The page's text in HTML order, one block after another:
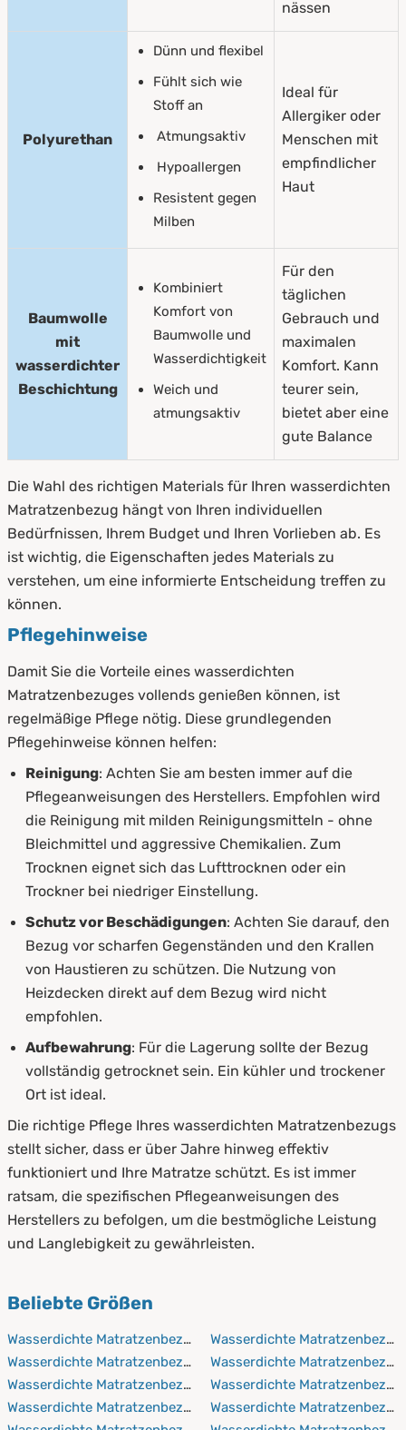
nässen
Polyurethan
Dünn und flexibel
Fühlt sich wie
Stoff an
Atmungsaktiv
Hypoallergen
Resistent gegen
Milben
Ideal für
Allergiker oder
Menschen mit
empfindlicher
Haut
Baumwolle
mit
wasserdichter
Beschichtung
Kombiniert
Komfort von
Baumwolle und
Wasserdichtigkeit
Weich und
atmungsaktiv
Für den
täglichen
Gebrauch und
maximalen
Komfort. Kann
teurer sein,
bietet aber eine
gute Balance
Die Wahl des richtigen Materials für Ihren wasserdichten
Matratzenbezug hängt von Ihren individuellen
Bedürfnissen, Ihrem Budget und Ihren Vorlieben ab. Es
ist wichtig, die Eigenschaften jedes Materials zu
verstehen, um eine informierte Entscheidung treffen zu
können.
Pflegehinweise
Damit Sie die Vorteile eines wasserdichten
Matratzenbezuges vollends genießen können, ist
regelmäßige Pflege nötig. Diese grundlegenden
Pflegehinweise können helfen:
Reinigung: Achten Sie am besten immer auf die
Pflegeanweisungen des Herstellers. Empfohlen wird
die Reinigung mit milden Reinigungsmitteln - ohne
Bleichmittel und aggressive Chemikalien. Zum
Trocknen eignet sich das Lufttrocknen oder ein
Trockner bei niedriger Einstellung.
Schutz vor Beschädigungen: Achten Sie darauf, den
Bezug vor scharfen Gegenständen und den Krallen
von Haustieren zu schützen. Die Nutzung von
Heizdecken direkt auf dem Bezug wird nicht
empfohlen.
Aufbewahrung: Für die Lagerung sollte der Bezug
vollständig getrocknet sein. Ein kühler und trockener
Ort ist ideal.
Die richtige Pflege Ihres wasserdichten Matratzenbezugs
stellt sicher, dass er über Jahre hinweg effektiv
funktioniert und Ihre Matratze schützt. Es ist immer
ratsam, die spezifischen Pflegeanweisungen des
Herstellers zu befolgen, um die bestmögliche Leistung
und Langlebigkeit zu gewährleisten.
Beliebte Größen
Wasserdichte Matratzenbezüge 60x120 cm
Wasserdichte Matratzenbezüge 60x190 cm
Wasserdichte Matratzenbezüge 60x200 cm
Wasserdichte Matratzenbezüge 60x210 cm
Wasserdichte
Wasserdichte
Wasserdichte
Wasserdichte